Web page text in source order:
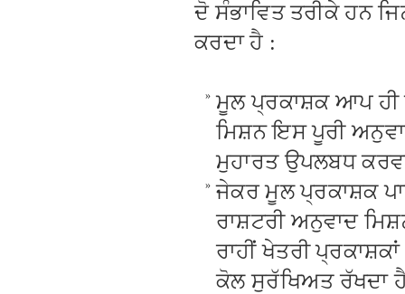
ਦੋ ਸੰਭਾਵਿਤ ਤਰੀਕੇ ਹਨ
ਕਰਦਾ ਹੈ :
» ਮੂਲ ਪ੍ਰਕਾਸ਼ਕ ਆਪ ਹੀ
ਮਿਸ਼ਨ ਇਸ ਪੂਰੀ
ਮੁਹਾਰਤ ਉਪਲਬਧ
» ਜੇਕਰ ਮੂਲ ਪ੍ਰਕਾਸ਼ਕ
ਰਾਸ਼ਟਰੀ ਅਨੁਵਾਦ
ਰਾਹੀਂ ਖੇਤਰੀ
ਕੋਲ ਸੁਰੱਖਿਅਤ ਰੱਖਦਾ